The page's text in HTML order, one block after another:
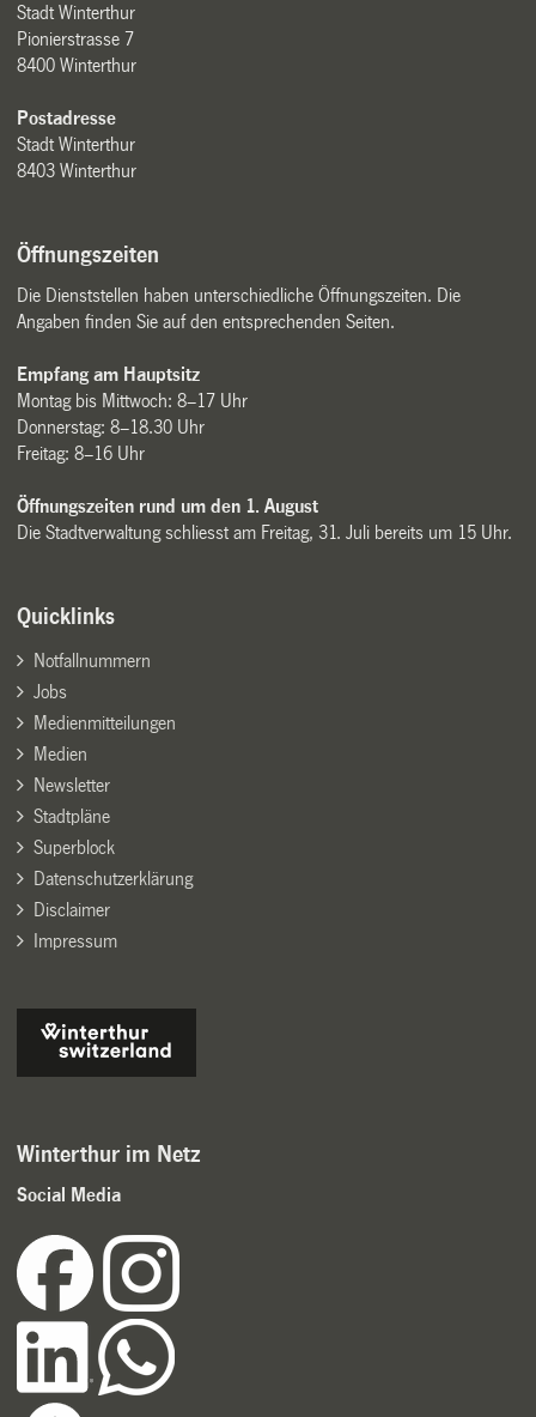
Stadt Winterthur
Pionierstrasse 7
8400 Winterthur
Postadresse
Stadt Winterthur
8403 Winterthur
Öffnungszeiten
Die Dienststellen haben unterschiedliche Öffnungszeiten. Die
Angaben finden Sie auf den entsprechenden Seiten.
Empfang am Hauptsitz
Montag bis Mittwoch: 8–17 Uhr
Donnerstag: 8–18.30 Uhr
Freitag: 8–16 Uhr
Öffnungszeiten rund um den 1. August
Die Stadtverwaltung schliesst am Freitag, 31. Juli bereits um 15 Uhr.
Quicklinks
Notfallnummern
Jobs
Medienmitteilungen
Medien
Newsletter
Stadtpläne
Superblock
Datenschutzerklärung
Disclaimer
Impressum
Winterthur im Netz
Social Media